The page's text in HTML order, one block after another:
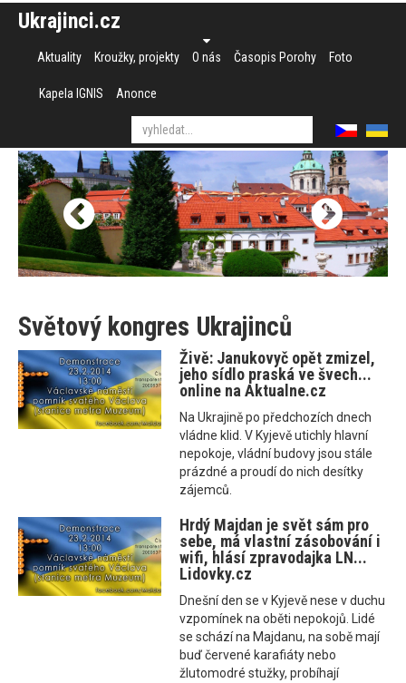
Ukrajinci.cz
Aktuality Kroužky, projekty O nás Časopis Porohy Foto
Kapela IGNIS Anonce
Světový kongres Ukrajinců
Živě: Janukovyč opět zmizel,
jeho sídlo praská ve švech...
online na Aktualne.cz
Na Ukrajině po předchozích dnech
vládne klid. V Kyjevě utichly hlavní
nepokoje, vládní budovy jsou stále
prázdné a proudí do nich desítky
zájemců.
Hrdý Majdan je svět sám pro
sebe, má vlastní zásobování i
wifi, hlásí zpravodajka LN...
Lidovky.cz
Dnešní den se v Kyjevě nese v duchu
vzpomínek na oběti nepokojů. Lidé
se schází na Majdanu, na sobě mají
buď červené karafiáty nebo
žlutomodré stužky, probíhají